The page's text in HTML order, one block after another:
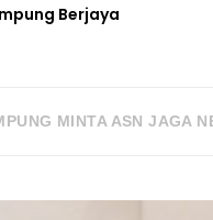
Berjaya
MINTA ASN JAGA